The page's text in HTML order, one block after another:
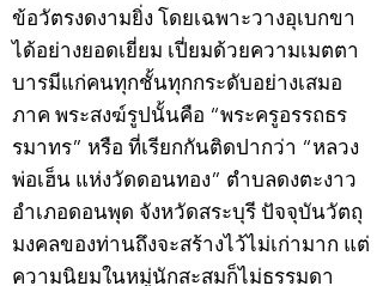
ข้อวัตรงดงามยิ่ง โดยเฉพาะวางอุเบกขา
ได้อย่างยอดเยี่ยม เปี่ยมด้วยความเมตตา
บารมีแก่คนทุกชั้นทุกกระดับอย่างเสมอ
ภาค พระสงฆ์รูปนั้นคือ “พระครูอรรถธร
รมาทร” หรือ ที่เรียกกันติดปากว่า “หลวง
พ่อเฮ็น แห่งวัดดอนทอง” ตำบลดงตะงาว
อำเภอดอนพุด จังหวัดสระบุรี ปัจจุบันวัตถุ
มงคลของท่านถึงจะสร้างไว้ไม่เก่ามาก แต่
ความนิยมในหมู่นักสะสมก็ไม่ธรรมดา